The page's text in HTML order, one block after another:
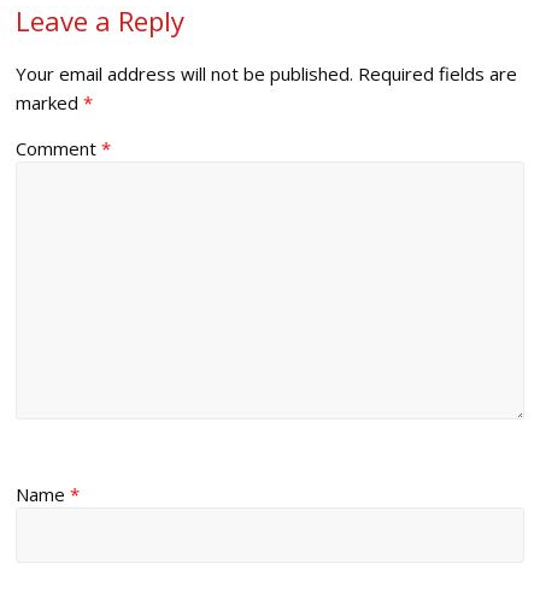
Leave a Reply
Your email address will not be published. Required fields are
marked*
Comment*
Name*